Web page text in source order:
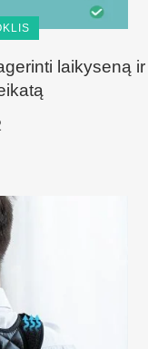
laikyseną ir